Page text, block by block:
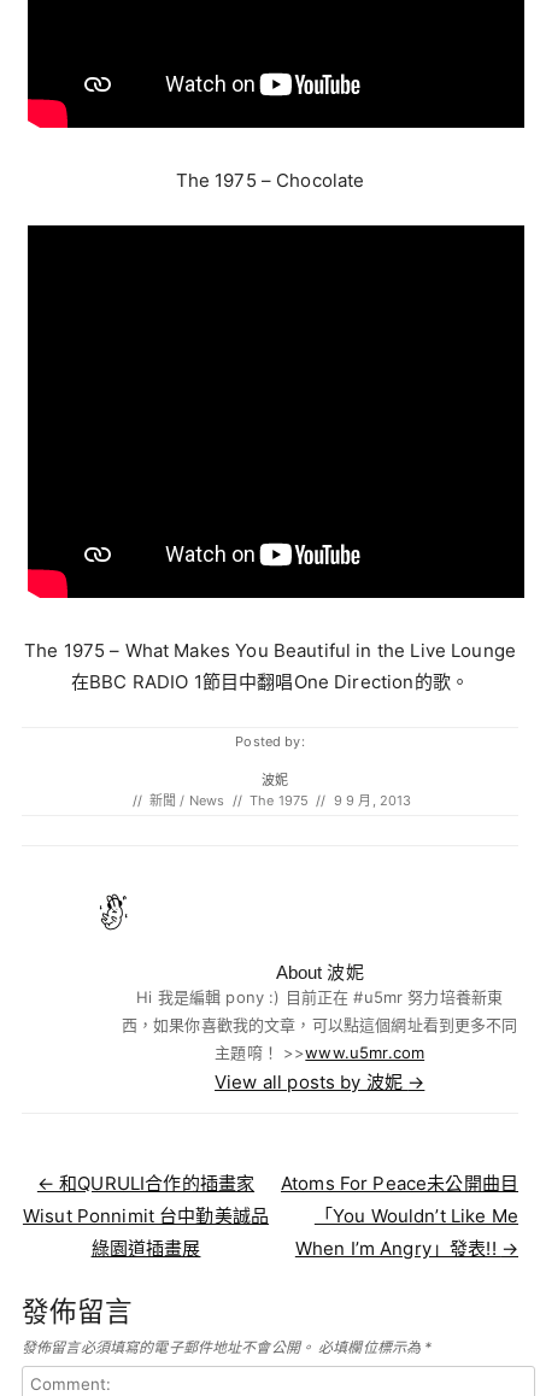
The 1975 – Chocolate
The 1975 – What Makes You Beautiful in the Live Lounge
在BBC RADIO 1節目中翻唱One Direction的歌。
Posted by:
波妮
// 新聞 / News // The 1975 // 9 9 月, 2013
About 波妮
Hi 我是編輯 pony :) 目前正在 #u5mr 努力培養新東
西，如果你喜歡我的文章，可以點這個網址看到更多不同
主題唷！ >>www.u5mr.com
View all posts by 波妮 →
Post navigation
← 和QURULI合作的插畫家
Wisut Ponnimit 台中勤美誠品
綠園道插畫展
Atoms For Peace未公開曲目
「You Wouldn’t Like Me
When I’m Angry」發表!! →
發佈留言
發佈留言必須填寫的電子郵件地址不會公開。 必填欄位標示為 *